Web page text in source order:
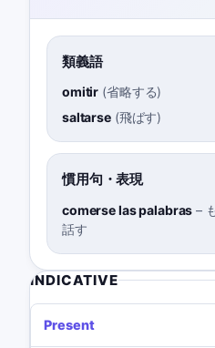
類義語
omitir (省略する)
saltarse(飛ばす)
慣用句・表現
comerse las palabras –
話す
INDICATIVE
Present